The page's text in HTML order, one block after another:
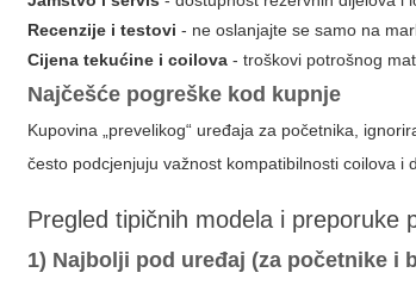
Recenzije i testovi - ne oslanjajte se samo na
Cijena tekućine i coilova - troškovi potrošnog
Najčešće pogreške kod kupnje
Kupovina „prevelikog“ uređaja za početnika,
često podcjenjuju važnost kompatibilnosti coilova i
Pregled tipičnih modela i preporuke
1) Najbolji pod uređaj (za početnike i